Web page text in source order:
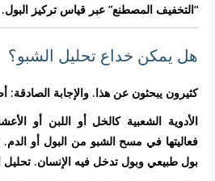
“التخفيف المصطنع” عبر قياس تركيز البول.
هل يمكن خداع تحليل الشبو؟
كثيرون يبحثون عن هذا. والإجابة
الأدوية الشعبية كالخل أو اللبن أو
فعاليتها في مسح الشبو من البول أو الدم.
بول طبيعي وبول تدخل فيه الإنسان.